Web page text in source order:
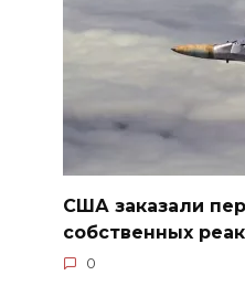
США заказали
собственных
0